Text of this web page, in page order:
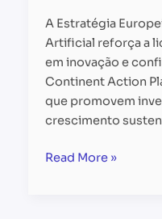
A Estratégia
Artificial reforça a
em inovação e
Continent Action
que promovem
crescimento
Read More »